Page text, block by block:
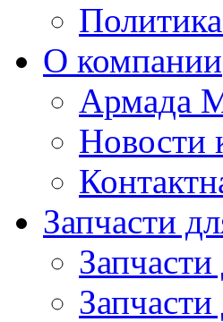
О компании
Армада
Новости
Запчасти